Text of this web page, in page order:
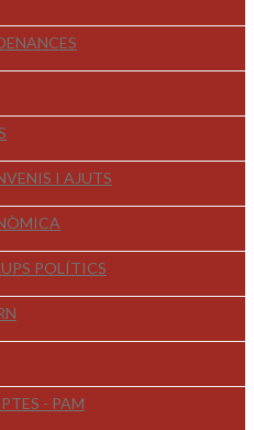
I AJUTS
POLÍTICS
- PAM